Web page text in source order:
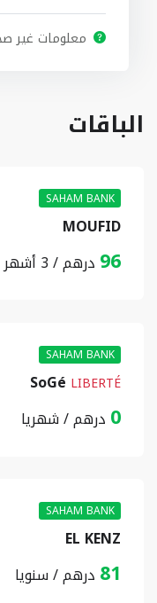
معلومات غير
الباقات
SAHAM BANK
MOUFID
96 درهم / 3 أشهر
SAHAM BANK
SoGé LIBERTÉ
0 درهم / شهريا
SAHAM BANK
EL KENZ
81 درهم / سنويا